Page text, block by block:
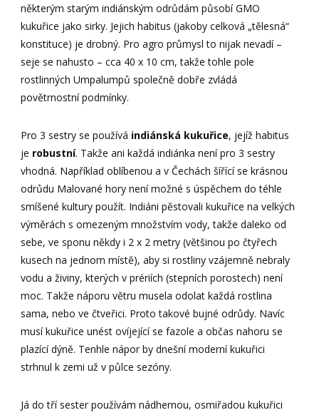
některým starým indiánským odrůdám působí GMO
kukuřice jako sirky. Jejich habitus (jakoby celková „tělesná“
konstituce) je drobný. Pro agro průmysl to nijak nevadí –
seje se nahusto – cca 40 x 10 cm, takže tohle pole
rostlinných Umpalumpů společně dobře zvládá
povětrnostní podmínky.
Pro 3 sestry se používá indiánská kukuřice, jejíž habitus
je robustní. Takže ani každá indiánka není pro 3 sestry
vhodná. Například oblíbenou a v Čechách šířící se krásnou
odrůdu Malované hory není možné s úspěchem do téhle
smíšené kultury použít. Indiáni pěstovali kukuřice na velkých
výměrách s omezeným množstvím vody, takže daleko od
sebe, ve sponu někdy i 2 x 2 metry (většinou po čtyřech
kusech na jednom místě), aby si rostliny vzájemně nebraly
vodu a živiny, kterých v prériích (stepních porostech) není
moc. Takže náporu větru musela odolat každá rostlina
sama, nebo ve čtveřici. Proto takové bujné odrůdy. Navíc
musí kukuřice unést ovíjející se fazole a občas nahoru se
plazící dýně. Tenhle nápor by dnešní moderní kukuřici
strhnul k zemi už v půlce sezóny.
Já do tří sester používám nádhernou, osmiřadou kukuřici